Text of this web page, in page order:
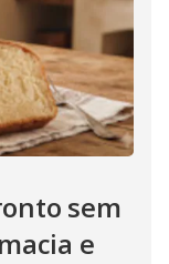
sem
e